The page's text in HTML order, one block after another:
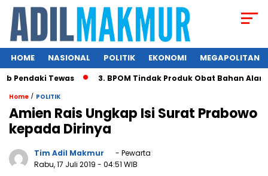
HOME NASIONAL POLITIK EKONOMI MEGAPOLITAN
Pendaki Tewas 3. BPOM Tindak Produk Obat Bahan Alam
Home / POLITIK
Amien Rais Ungkap Isi Surat Prabowo
kepada Dirinya
Tim Adil Makmur
- Pewarta
Rabu, 17 Juli 2019 - 04:51 WIB